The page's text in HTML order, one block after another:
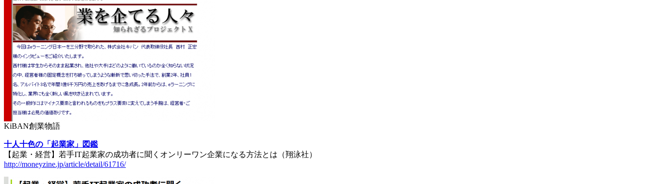
KiBAN創業物語
十人十色の「起業家」図鑑
【起業・経営】若手IT起業家の成功者に聞くオンリーワン企業になる方法とは（翔泳社）
http://moneyzine.jp/article/detail/61716/